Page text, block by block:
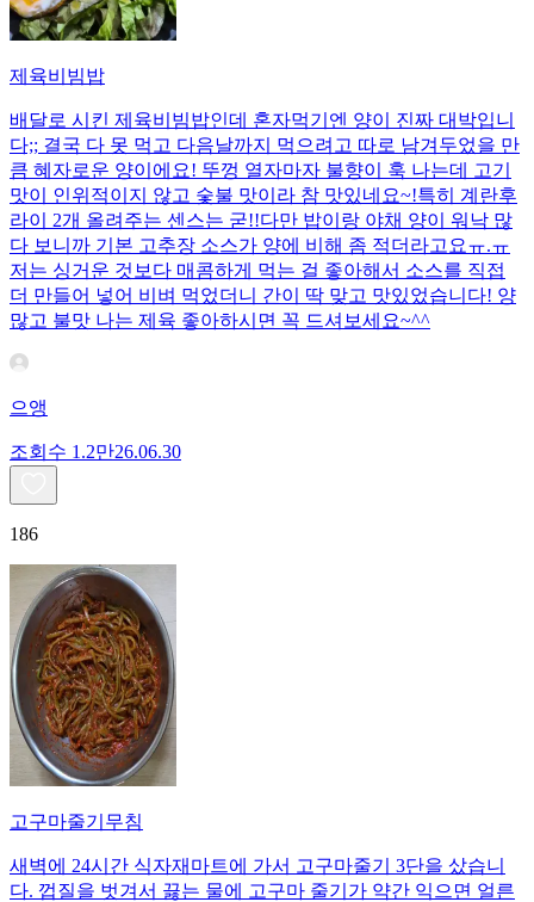
제육비빔밥
배달로 시킨 제육비빔밥인데 혼자먹기엔 양이 진짜 대박입니
다;; 결국 다 못 먹고 다음날까지 먹으려고 따로 남겨두었을 만
큼 혜자로운 양이에요! 뚜껑 열자마자 불향이 훅 나는데 고기
맛이 인위적이지 않고 숯불 맛이라 참 맛있네요~!특히 계란후
라이 2개 올려주는 센스는 굳!! ​다만 밥이랑 야채 양이 워낙 많
다 보니까 기본 고추장 소스가 양에 비해 좀 적더라고요ㅠ.ㅠ
저는 싱거운 것보다 매콤하게 먹는 걸 좋아해서 소스를 직접
더 만들어 넣어 비벼 먹었더니 간이 딱 맞고 맛있었습니다! 양
많고 불맛 나는 제육 좋아하시면 꼭 드셔보세요~^^
으앵
조회수 1.2만26.06.30
186
고구마줄기무침
새벽에 24시간 식자재마트에 가서 고구마줄기 3단을 샀습니
다. 껍질을 벗겨서 끓는 물에 고구마 줄기가 약간 익으면 얼른